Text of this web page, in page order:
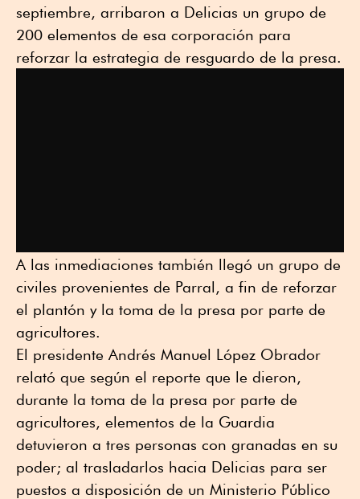
septiembre, arribaron a Delicias un grupo de
200 elementos de esa corporación para
reforzar la estrategia de resguardo de la presa.
A las inmediaciones también llegó un grupo de
civiles provenientes de Parral, a fin de reforzar
el plantón y la toma de la presa por parte de
agricultores.
El presidente Andrés Manuel López Obrador
relató que según el reporte que le dieron,
durante la toma de la presa por parte de
agricultores, elementos de la Guardia
detuvieron a tres personas con granadas en su
poder; al trasladarlos hacia Delicias para ser
puestos a disposición de un Ministerio Público